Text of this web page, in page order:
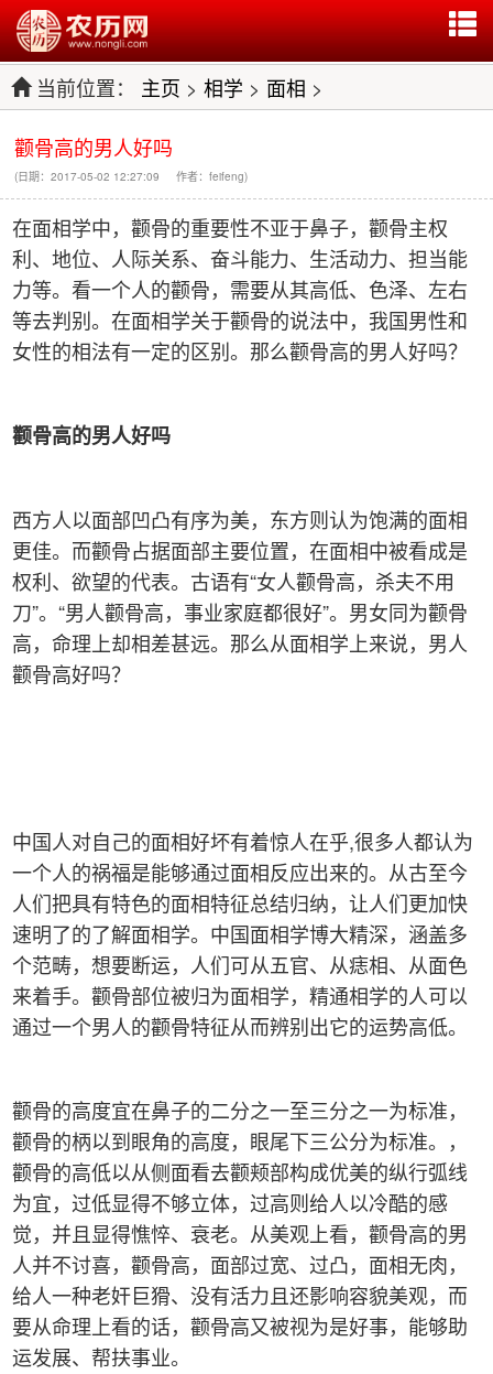
当前位置： 主页 > 相学 > 面相 >
颧骨高的男人好吗
(日期：2017-05-02 12:27:09 作者：feifeng)
在面相学中，颧骨的重要性不亚于鼻子，颧骨主权
利、地位、人际关系、奋斗能力、生活动力、担当能
力等。看一个人的颧骨，需要从其高低、色泽、左右
等去判别。在面相学关于颧骨的说法中，我国男性和
女性的相法有一定的区别。那么颧骨高的男人好吗？
颧骨高的男人好吗
西方人以面部凹凸有序为美，东方则认为饱满的面相
更佳。而颧骨占据面部主要位置，在面相中被看成是
权利、欲望的代表。古语有“女人颧骨高，杀夫不用
刀”。“男人颧骨高，事业家庭都很好”。男女同为颧骨
高，命理上却相差甚远。那么从面相学上来说，男人
颧骨高好吗？
中国人对自己的面相好坏有着惊人在乎,很多人都认为
一个人的祸福是能够通过面相反应出来的。从古至今
人们把具有特色的面相特征总结归纳，让人们更加快
速明了的了解面相学。中国面相学博大精深，涵盖多
个范畴，想要断运，人们可从五官、从痣相、从面色
来着手。颧骨部位被归为面相学，精通相学的人可以
通过一个男人的颧骨特征从而辨别出它的运势高低。
颧骨的高度宜在鼻子的二分之一至三分之一为标准，
颧骨的柄以到眼角的高度，眼尾下三公分为标准。，
颧骨的高低以从侧面看去颧颊部构成优美的纵行弧线
为宜，过低显得不够立体，过高则给人以冷酷的感
觉，并且显得憔悴、衰老。从美观上看，颧骨高的男
人并不讨喜，颧骨高，面部过宽、过凸，面相无肉，
给人一种老奸巨猾、没有活力且还影响容貌美观，而
要从命理上看的话，颧骨高又被视为是好事，能够助
运发展、帮扶事业。